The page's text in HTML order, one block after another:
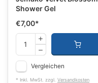
Shower Gel
€7,00*
Vergleichen
* Inkl. MwSt. zzgl. Versandkosten